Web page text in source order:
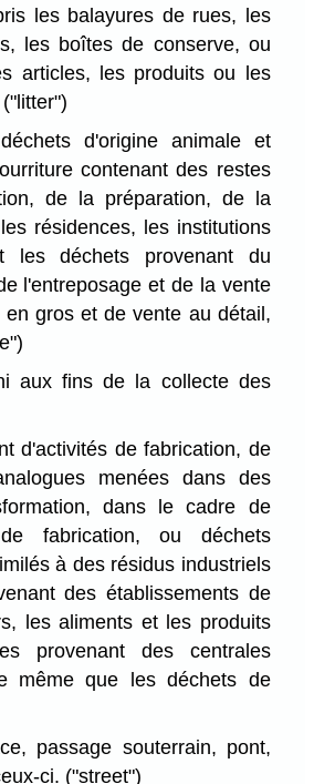
les balayures de rues, les
les boîtes de conserve, ou
articles, les produits ou les
("litter")
d'origine animale et
contenant des restes
de la préparation, de la
résidences, les institutions
les déchets provenant du
l'entreposage et de la vente
gros et de vente au détail,
aux fins de la collecte des
d'activités de fabrication, de
menées dans des
dans le cadre de
fabrication, ou déchets
à des résidus industriels
des établissements de
les aliments et les produits
provenant des centrales
même que les déchets de
passage souterrain, pont,
ci. ("street")